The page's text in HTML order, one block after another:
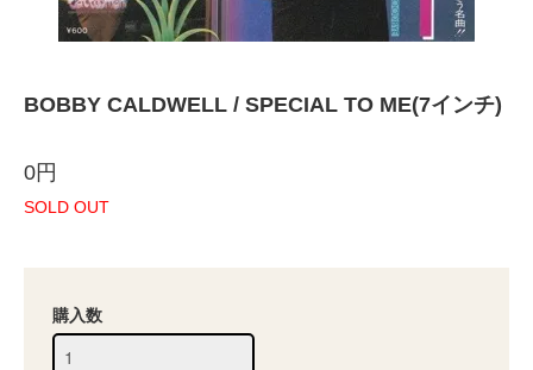
BOBBY CALDWELL / SPECIAL TO ME(7インチ)
0円
SOLD OUT
購入数